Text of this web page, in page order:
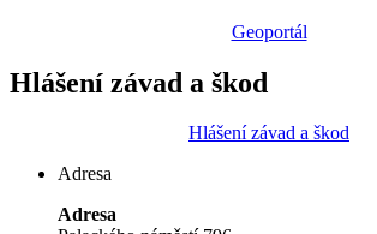
Geoportál
Hlášení závad a škod
Hlášení závad a škod
Adresa
Adresa